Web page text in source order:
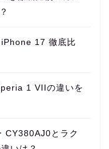
17 徹底比
1 VIIの違いを
CY380AJ0とラク